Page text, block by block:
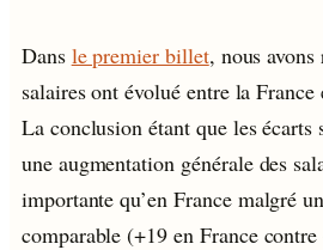
Dans le premier billet, nous
salaires ont évolué entre la
La conclusion étant que les écarts
une augmentation générale des
importante qu’en France malgré
comparable (+19 en France